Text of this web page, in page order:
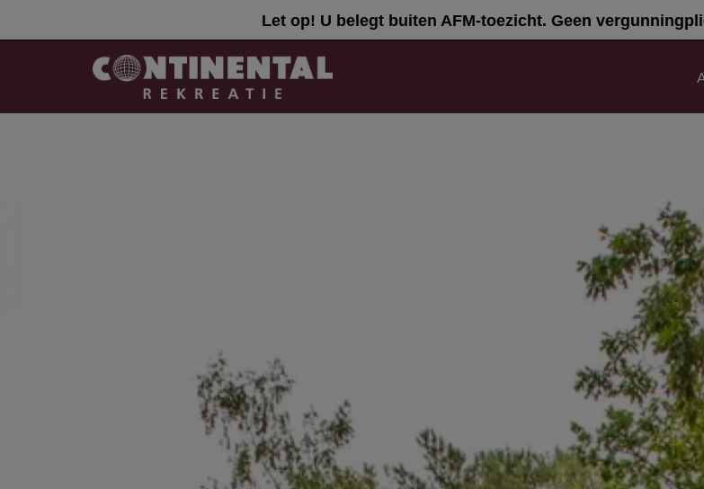
Let op! U belegt buiten AFM-toezicht. Geen